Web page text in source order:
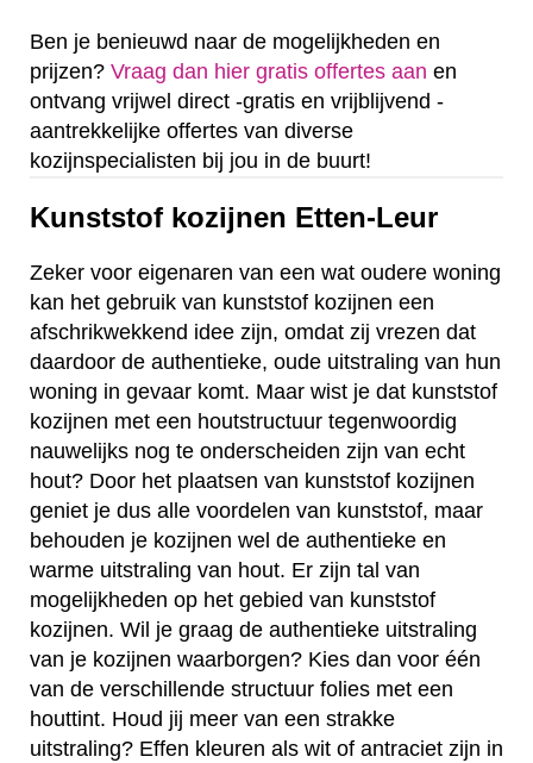
Ben je benieuwd naar de mogelijkheden en
prijzen? Vraag dan hier gratis offertes aan en
ontvang vrijwel direct -gratis en vrijblijvend -
aantrekkelijke offertes van diverse
kozijnspecialisten bij jou in de buurt!
Kunststof kozijnen Etten-Leur
Zeker voor eigenaren van een wat oudere woning
kan het gebruik van kunststof kozijnen een
afschrikwekkend idee zijn, omdat zij vrezen dat
daardoor de authentieke, oude uitstraling van hun
woning in gevaar komt. Maar wist je dat kunststof
kozijnen met een houtstructuur tegenwoordig
nauwelijks nog te onderscheiden zijn van echt
hout? Door het plaatsen van kunststof kozijnen
geniet je dus alle voordelen van kunststof, maar
behouden je kozijnen wel de authentieke en
warme uitstraling van hout. Er zijn tal van
mogelijkheden op het gebied van kunststof
kozijnen. Wil je graag de authentieke uitstraling
van je kozijnen waarborgen? Kies dan voor één
van de verschillende structuur folies met een
houttint. Houd jij meer van een strakke
uitstraling? Effen kleuren als wit of antraciet zijn in